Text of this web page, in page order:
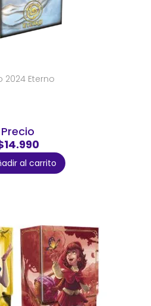
2024 Eterno
Precio
al carrito